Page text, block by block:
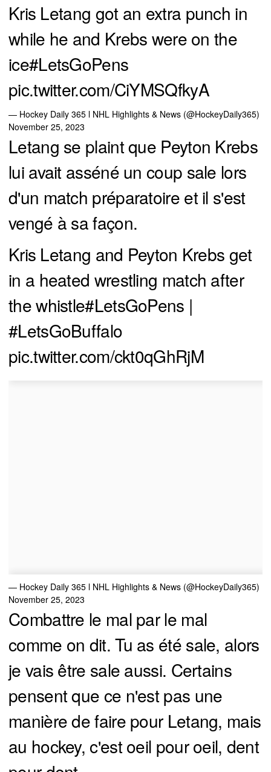
Kris Letang got an extra punch in
while he and Krebs were on the
ice#LetsGoPens
pic.twitter.com/CiYMSQfkyA
— Hockey Daily 365 l NHL Highlights & News (@HockeyDaily365)
November 25, 2023
Letang se plaint que Peyton Krebs
lui avait asséné un coup sale lors
d'un match préparatoire et il s'est
vengé à sa façon.
Kris Letang and Peyton Krebs get
in a heated wrestling match after
the whistle#LetsGoPens |
#LetsGoBuffalo
pic.twitter.com/ckt0qGhRjM
— Hockey Daily 365 l NHL Highlights & News (@HockeyDaily365)
November 25, 2023
Combattre le mal par le mal
comme on dit. Tu as été sale, alors
je vais être sale aussi. Certains
pensent que ce n'est pas une
manière de faire pour Letang, mais
au hockey, c'est oeil pour oeil, dent